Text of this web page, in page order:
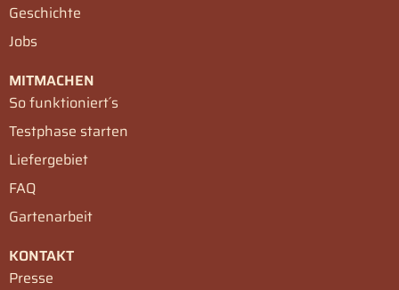
Geschichte
Jobs
MITMACHEN
So funktioniert´s
Testphase starten
Liefergebiet
FAQ
Gartenarbeit
KONTAKT
Presse